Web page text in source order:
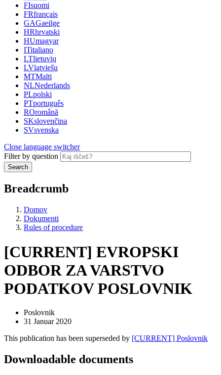
FIsuomi
FRfrançais
GAGaeilge
HRhrvatski
HUmagyar
ITitaliano
LTlietuvių
LVlatviešu
MTMalti
NLNederlands
PLpolski
PTportuguês
ROromână
SKslovenčina
SVsvenska
Close language switcher
Filter by question
Search
Breadcrumb
Domov
Dokumenti
Rules of procedure
[CURRENT] EVROPSKI
ODBOR ZA VARSTVO
PODATKOV POSLOVNIK
Poslovnik
31 Januar 2020
This publication has been superseded by [CURRENT] Poslovnik
Downloadable documents